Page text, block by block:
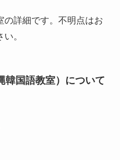
の詳細です。不明点はお
。
韓国語教室）について